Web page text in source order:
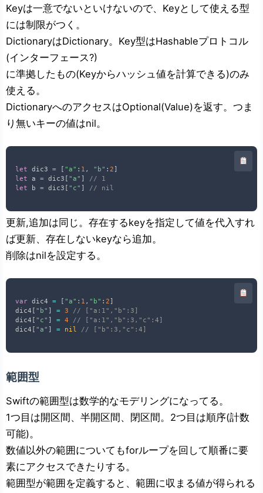
Keyは一意でないといけないので、Keyとして使える型
には制限がつく。
DictionaryはDictionary。Key型はHashableプロトコル
(インターフェース?)
に準拠したもの(Keyからハッシュ値を計算できる)のみ
使える。
DictionaryへのアクセスはOptional(Value)を返す。つま
り無いキーの値はnil。
let dic3 = [ "a" : 1 , "b" : 2 ]
let a = dic3 [ "a" ]
// 1
let b = dic3 [ "c" ] // nil
更新,追加は同じ。存在するkeyを指定して値を代入すれ
ば更新、存在しないkeyなら追加。
削除はnilを設定する。
var dic4 = [ "a" : 1 , "b" : 2 ]
dic4 [ "b" ] = 3
// ["a:1","b":3]
dic4 [ "c" ] = 4
// ["a:1","b":3,"c":4]
dic4 [ "a" ] = nil // ["b":3,"c":4]
範囲型
Swiftの範囲型は数学的なモデリングになってる。
1つ目は開区間、半開区間、閉区間。2つ目は順序(計数
可能)。
数値以外の範囲についてもforループを回して順番に要
素にアクセスできたりする。
範囲型が範囲を定義すると、範囲に収まる値が得られる